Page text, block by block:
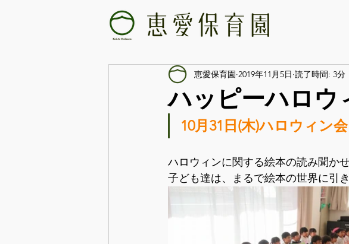
ハッピーハロウ
恵愛保育園 2019年11月5日 読了時間: 3分
10月31日(木)ハロウィン
ハロウィンに関する絵本の読み聞か
子ども達は、まるで絵本の世界に引